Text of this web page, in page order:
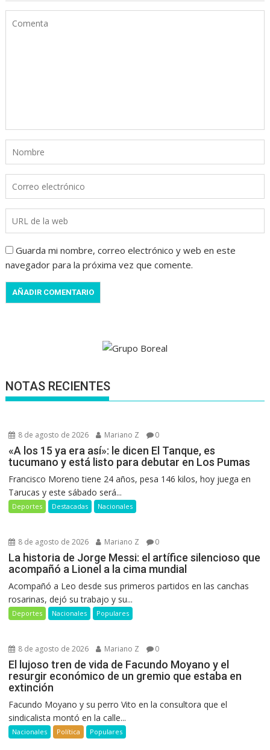
Guarda mi nombre, correo electrónico y web en este
navegador para la próxima vez que comente.
NOTAS RECIENTES
8 de agosto de 2026 Mariano Z 0
«A los 15 ya era así»: le dicen El Tanque, es
tucumano y está listo para debutar en Los Pumas
Francisco Moreno tiene 24 años, pesa 146 kilos, hoy juega en
Tarucas y este sábado será...
Deportes Destacadas Nacionales
8 de agosto de 2026 Mariano Z 0
La historia de Jorge Messi: el artífice silencioso que
acompañó a Lionel a la cima mundial
Acompañó a Leo desde sus primeros partidos en las canchas
rosarinas, dejó su trabajo y su...
Deportes Nacionales Populares
8 de agosto de 2026 Mariano Z 0
El lujoso tren de vida de Facundo Moyano y el
resurgir económico de un gremio que estaba en
extinción
Facundo Moyano y su perro Vito en la consultora que el
sindicalista montó en la calle...
Nacionales Política Populares